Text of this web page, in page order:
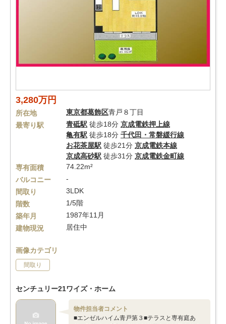
3,280万円
所在地 東京都葛飾区青戸８丁目
最寄り駅
青砥駅 徒歩18分 京成電鉄押上線
亀有駅 徒歩18分 千代田・常磐緩行線
お花茶屋駅 徒歩21分 京成電鉄本線
京成高砂駅 徒歩31分 京成電鉄金町線
専有面積
74.22m²
バルコニー
-
間取り
3LDK
階数
1/5階
築年月
1987年11月
建物現況
居住中
画像カテゴリ
間取り
センチュリー21ワイズ・ホーム
物件担当者コメント
■エンゼルハイム青戸第３■テラスと専有庭あ